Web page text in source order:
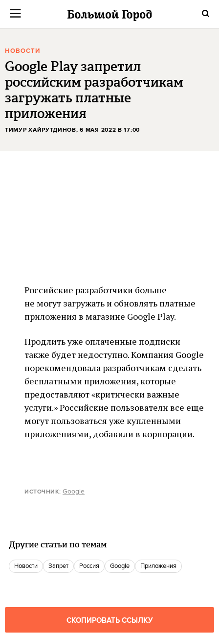
НОВОСТИ
Google Play запретил
российским разработчикам
загружать платные
приложения
ТИМУР ХАЙРУТДИНОВ, 6 МАЯ 2022 В 17:00
Российские разработчики больше
не могут загружать и обновлять платные
приложения в магазине Google Play.
Продлить уже оплаченные подписки
также будет недоступно. Компания Google
порекомендовала разработчикам сделать
бесплатными приложения, которые
предоставляют «критически важные
услуги.» Российские пользователи все еще
могут пользоваться уже купленными
приложениями, добавили в корпорации.
ИСТОЧНИК: Google
Другие статьи по темам
новости запрет Россия Google Приложения
СКОПИРОВАТЬ ССЫЛКУ